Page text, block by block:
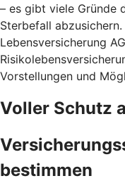
– es gibt viele Gründe
Sterbefall
Lebensversicherung
Vorstellungen und
Voller Schutz
bestimmen